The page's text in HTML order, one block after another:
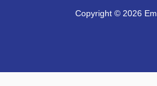
Copyright © 2026